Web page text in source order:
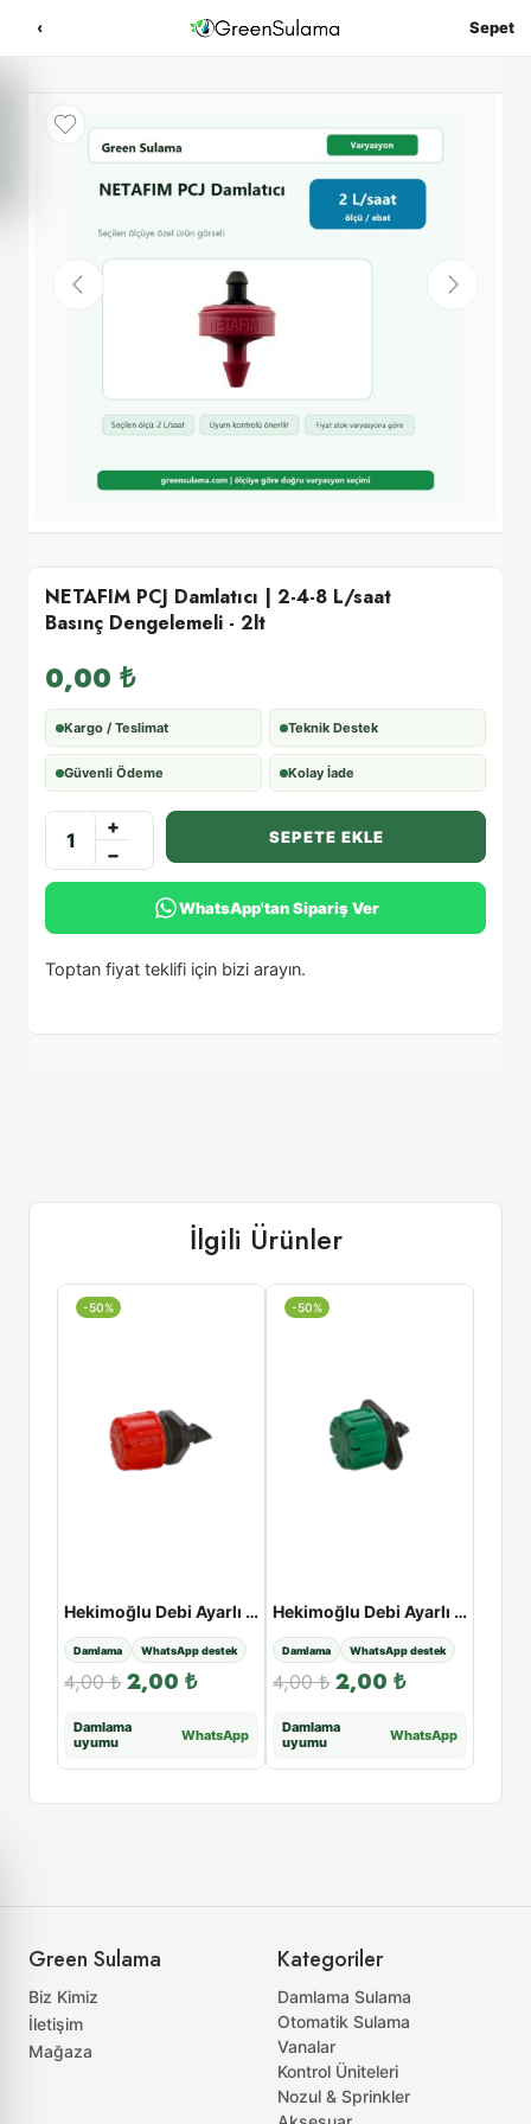
NETAFIM PCJ Damlatıcı | 2-4-8 L/saat
Basınç Dengelemeli - 2lt
0,00 ₺
Kargo / Teslimat Teknik Destek
Güvenli Ödeme Kolay İade
+
−
SEPETE EKLE
WhatsApp'tan Sipariş Ver
Toptan fiyat teklifi için bizi arayın.
İlgili Ürünler
-50%
Hekimoğlu Debi Ayarlı Damlatıcı - 0 -70
Damlama WhatsApp destek
4,00₺ 2,00 ₺
Damlama
uyumu
WhatsApp
-50%
Hekimoğlu Debi Ayarlı Damlatıcı - 0 - 100
Damlama WhatsApp destek
4,00₺ 2,00 ₺
Damlama
uyumu
WhatsApp
Green Sulama
Biz Kimiz
İletişim
Mağaza
Kategoriler
Damlama Sulama
Otomatik Sulama
Vanalar
Kontrol Üniteleri
Nozul & Sprinkler
‹ Sepet